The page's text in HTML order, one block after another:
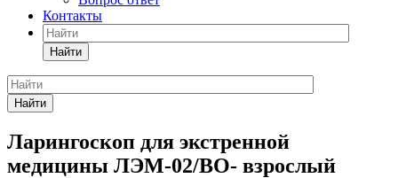
Контакты
Найти
Найти
Ларингоскоп для экстренной
медицины ЛЭМ-02/ВО- взрослый